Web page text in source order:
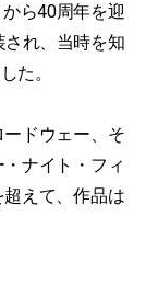
ら40周年を迎
され、当時を知
た。
ドウェー、そ
ナイト・フィ
えて、作品は